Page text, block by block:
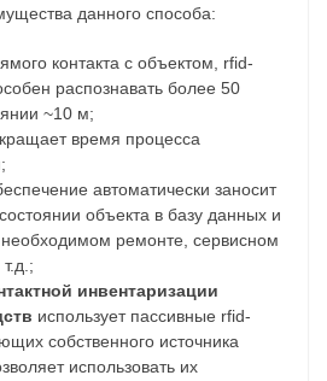
данного способа:
контакта с объектом, rfid-
распознавать более 50
~10 м;
время процесса
автоматически заносит
объекта в базу данных и
ремонте, сервисном
инвентаризации
использует пассивные rfid-
собственного источника
использовать их